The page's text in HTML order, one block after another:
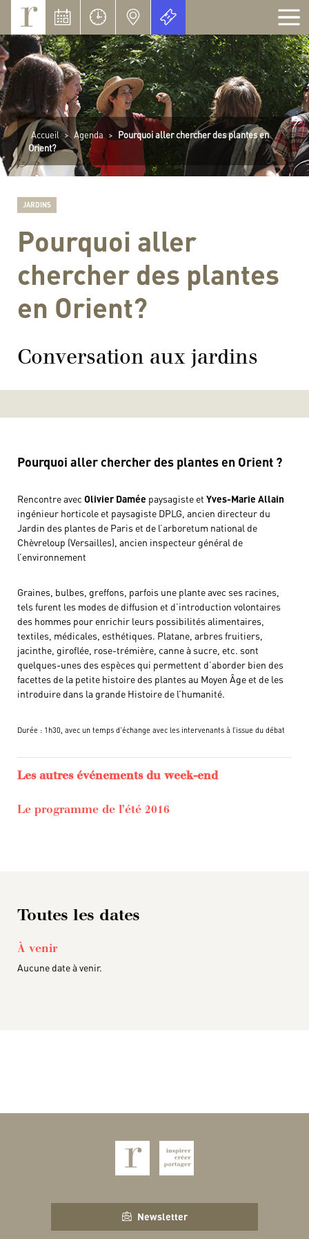
Accueil > Agenda > Pourquoi aller chercher des plantes en
Orient?
JARDINS
Pourquoi aller
chercher des plantes
en Orient?
Conversation aux jardins
Pourquoi aller chercher des plantes en Orient ?
Rencontre avec Olivier Damée paysagiste et Yves-Marie Allain
ingénieur horticole et paysagiste DPLG, ancien directeur du
Jardin des plantes de Paris et de l’arboretum national de
Chèvreloup (Versailles), ancien inspecteur général de
l’environnement
Graines, bulbes, greffons, parfois une plante avec ses racines,
tels furent les modes de diffusion et d’introduction volontaires
des hommes pour enrichir leurs possibilités alimentaires,
textiles, médicales, esthétiques. Platane, arbres fruitiers,
jacinthe, giroflée, rose-trémière, canne à sucre, etc. sont
quelques-unes des espèces qui permettent d’aborder bien des
facettes de la petite histoire des plantes au Moyen Âge et de les
introduire dans la grande Histoire de l’humanité.
Durée : 1h30, avec un temps d’échange avec les intervenants à l’issue du débat
Les autres événements du week-end
Le programme de l’été 2016
Toutes les dates
À venir
Aucune date à venir.
Newsletter
Panneau de gestion des cookies